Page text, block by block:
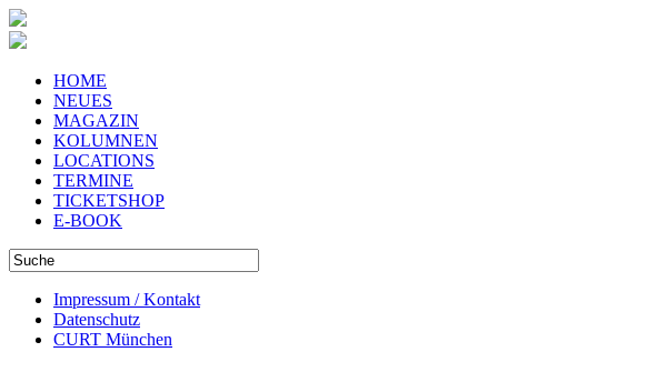
HOME
NEUES
MAGAZIN
KOLUMNEN
LOCATIONS
TERMINE
TICKETSHOP
E-BOOK
Impressum / Kontakt
Datenschutz
CURT München